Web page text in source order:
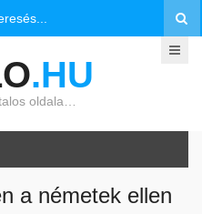
.HU
oldala…
a németek ellen